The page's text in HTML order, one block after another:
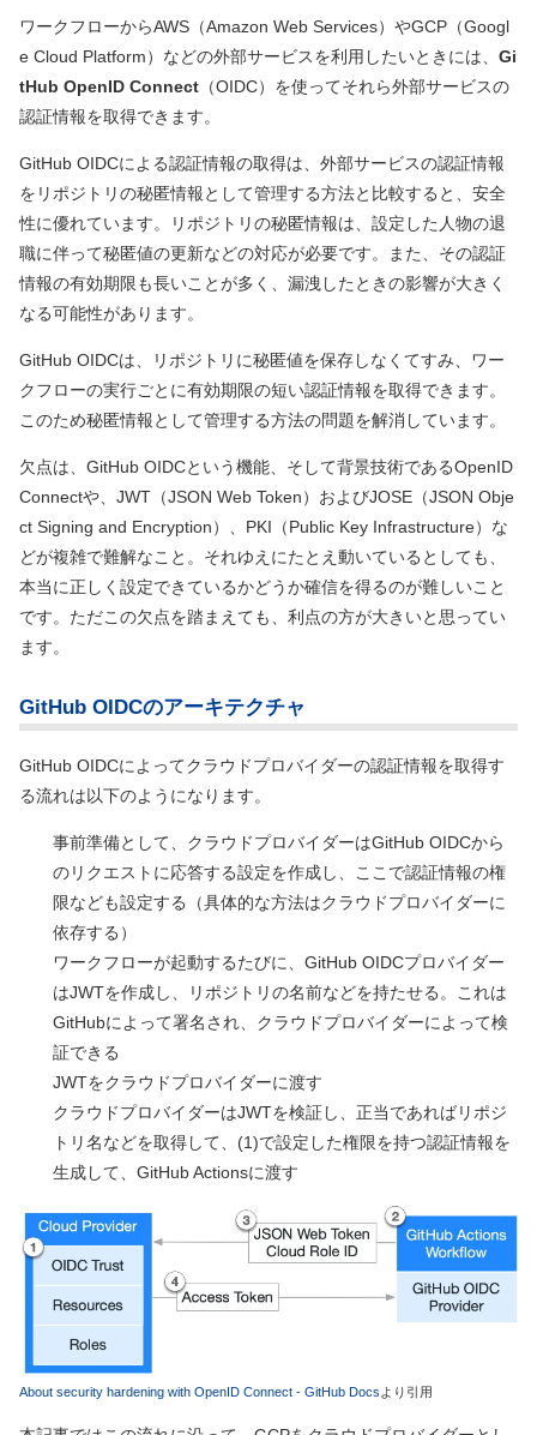
ワークフローからAWS （Amazon Web Services） やGCP （Googl
e Cloud Platform） などの外部サービスを利用したいときには、 Gi
tHub OpenID Connect （OIDC） を使ってそれら外部サービスの
認証情報を取得できます。
GitHub OIDCによる認証情報の取得は、外部サービスの認証情報
をリポジトリの秘匿情報として管理する方法と比較すると、安全
性に優れています。リポジトリの秘匿情報は、設定した人物の退
職に伴って秘匿値の更新などの対応が必要です。また、その認証
情報の有効期限も長いことが多く、漏洩したときの影響が大きく
なる可能性があります。
GitHub OIDCは、リポジトリに秘匿値を保存しなくてすみ、ワー
クフローの実行ごとに有効期限の短い認証情報を取得できます。
このため秘匿情報として管理する方法の問題を解消しています。
欠点は、GitHub OIDCという機能、そして背景技術であるOpenID
Connectや、JWT （JSON Web Token） およびJOSE （JSON Obje
ct Signing and Encryption）
、PKI （Public Key Infrastructure） な
どが複雑で難解なこと。それゆえにたとえ動いているとしても、
本当に正しく設定できているかどうか確信を得るのが難しいこと
です。ただこの欠点を踏まえても、利点の方が大きいと思ってい
ます。
GitHub OIDCのアーキテクチャ
GitHub OIDCによってクラウドプロバイダーの認証情報を取得す
る流れは以下のようになります。
事前準備として、クラウドプロバイダーはGitHub OIDCから
のリクエストに応答する設定を作成し、ここで認証情報の権
限なども設定する（具体的な方法はクラウドプロバイダーに
依存する）
ワークフローが起動するたびに、GitHub OIDCプロバイダー
はJWTを作成し、リポジトリの名前などを持たせる。これは
GitHubによって署名され、クラウドプロバイダーによって検
証できる
JWTをクラウドプロバイダーに渡す
クラウドプロバイダーはJWTを検証し、正当であればリポジ
トリ名などを取得して、(1)で設定した権限を持つ認証情報を
生成して、GitHub Actionsに渡す
About security hardening with OpenID Connect - GitHub Docs より引用